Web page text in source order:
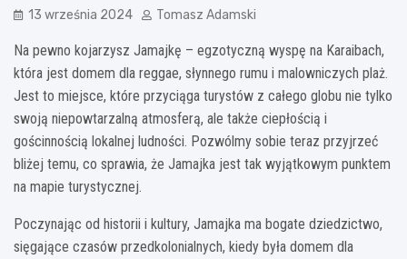
13 września 2024 Tomasz Adamski
Na pewno kojarzysz Jamajkę – egzotyczną wyspę na Karaibach,
która jest domem dla reggae, słynnego rumu i malowniczych plaż.
Jest to miejsce, które przyciąga turystów z całego globu nie tylko
swoją niepowtarzalną atmosferą, ale także ciepłością i
gościnnością lokalnej ludności. Pozwólmy sobie teraz przyjrzeć
bliżej temu, co sprawia, że Jamajka jest tak wyjątkowym punktem
na mapie turystycznej.
Poczynając od historii i kultury, Jamajka ma bogate dziedzictwo,
sięgające czasów przedkolonialnych, kiedy była domem dla